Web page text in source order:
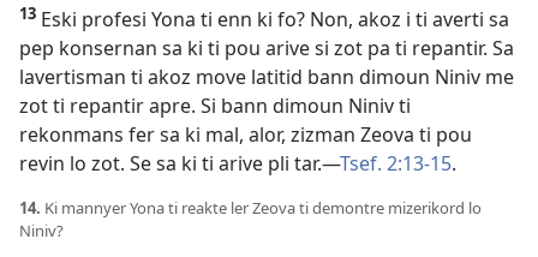
13 Eski profesi Yona ti enn ki fo? Non, akoz i ti averti sa
pep konsernan sa ki ti pou arive si zot pa ti repantir. Sa
lavertisman ti akoz move latitid bann dimoun Niniv me
zot ti repantir apre. Si bann dimoun Niniv ti
rekonmans fer sa ki mal, alor, zizman Zeova ti pou
revin lo zot. Se sa ki ti arive pli tar.​—Tsef. 2:13-15.
14. Ki mannyer Yona ti reakte ler Zeova ti demontre mizerikord lo
Niniv?